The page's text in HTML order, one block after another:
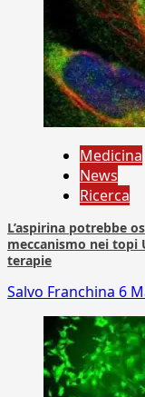
Medicina
News
Ricerca
L’aspirina potrebbe
meccanismo nei topi
terapie
Salvo Franchina 6